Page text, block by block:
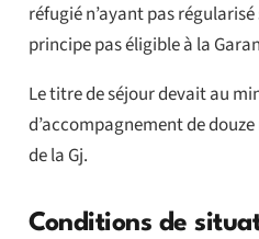
réfugié n’ayant pas
principe pas éligible à la
Le titre de séjour devait au
d’accompagnement de
de la Gj.
Conditions de